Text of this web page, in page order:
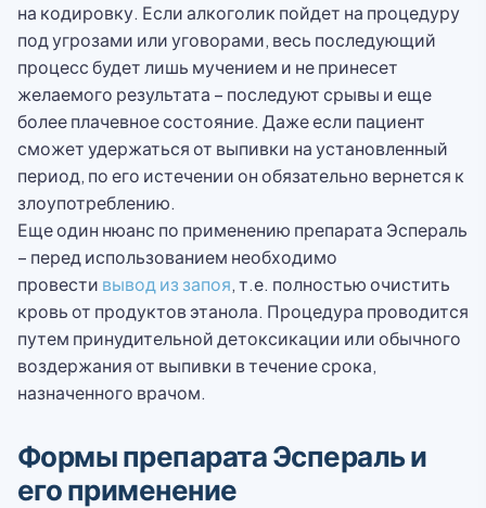
на кодировку. Если алкоголик пойдет на процедуру
под угрозами или уговорами, весь последующий
процесс будет лишь мучением и не принесет
желаемого результата – последуют срывы и еще
более плачевное состояние. Даже если пациент
сможет удержаться от выпивки на установленный
период, по его истечении он обязательно вернется к
злоупотреблению.
Еще один нюанс по применению препарата Эспераль
– перед использованием необходимо
провести вывод из запоя, т.е. полностью очистить
кровь от продуктов этанола. Процедура проводится
путем принудительной детоксикации или обычного
воздержания от выпивки в течение срока,
назначенного врачом.
Формы препарата Эспераль и
его применение